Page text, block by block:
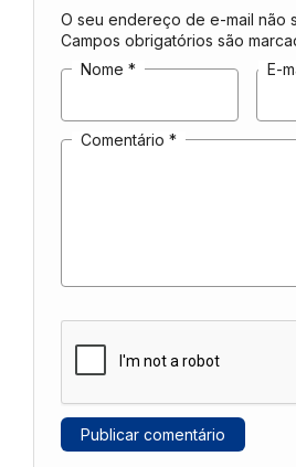
O seu endereço de e-mail não
Campos obrigatórios são
Nome * E-
Comentário *